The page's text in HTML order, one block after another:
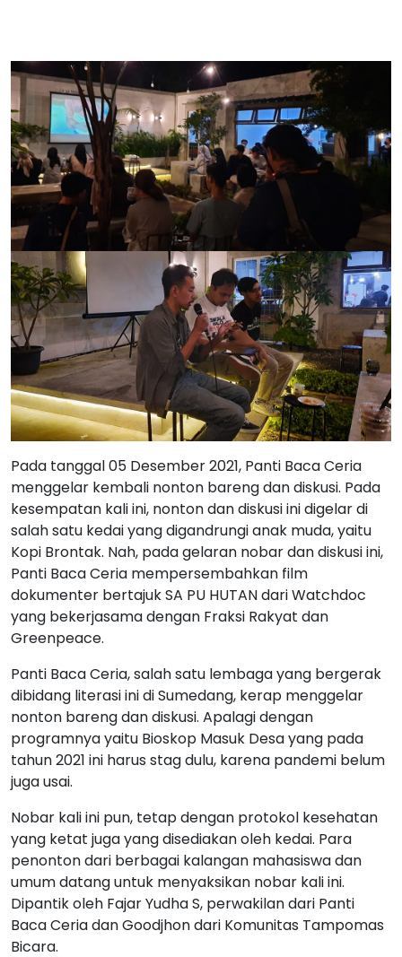
Pada tanggal 05 Desember 2021, Panti Baca Ceria
menggelar kembali nonton bareng dan diskusi. Pada
kesempatan kali ini, nonton dan diskusi ini digelar di
salah satu kedai yang digandrungi anak muda, yaitu
Kopi Brontak. Nah, pada gelaran nobar dan diskusi ini,
Panti Baca Ceria mempersembahkan film
dokumenter bertajuk SA PU HUTAN dari Watchdoc
yang bekerjasama dengan Fraksi Rakyat dan
Greenpeace.
Panti Baca Ceria, salah satu lembaga yang bergerak
dibidang literasi ini di Sumedang, kerap menggelar
nonton bareng dan diskusi. Apalagi dengan
programnya yaitu Bioskop Masuk Desa yang pada
tahun 2021 ini harus stag dulu, karena pandemi belum
juga usai.
Nobar kali ini pun, tetap dengan protokol kesehatan
yang ketat juga yang disediakan oleh kedai. Para
penonton dari berbagai kalangan mahasiswa dan
umum datang untuk menyaksikan nobar kali ini.
Dipantik oleh Fajar Yudha S, perwakilan dari Panti
Baca Ceria dan Goodjhon dari Komunitas Tampomas
Bicara.